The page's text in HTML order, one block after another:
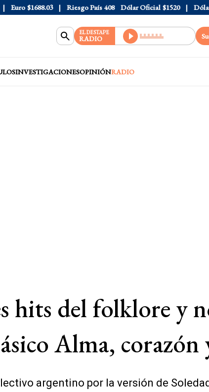
Euro $1688.03 Riesgo País 408 Dólar Oficial $1520 Dólar
EL DESTAPE
RADIO
INVESTIGACIONESOPINIÓNRADIO
hits del folklore y
Alma, corazón
argentino por la versión de